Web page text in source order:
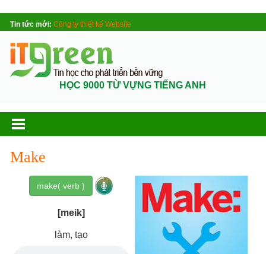
Tin tức mới: Công ty thiết kế Website
HỌC 9000 TỪ VỰNG TIẾNG ANH
Make
make( verb )
[meik]
làm, tạo